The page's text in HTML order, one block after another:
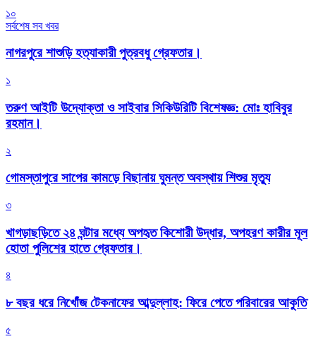
১০
সর্বশেষ সব খবর
নাগরপুরে শাশুড়ি হত্যাকারী পুত্রবধু গ্রেফতার।
১
তরুণ আইটি উদ্যোক্তা ও সাইবার সিকিউরিটি বিশেষজ্ঞ: মোঃ হাবিবুর
রহমান।
২
গোমস্তাপুরে সাপের কামড়ে বিছানায় ঘুমন্ত অবস্থায় শিশুর মৃত্যু
৩
খাগড়াছড়িতে ২৪ ঘন্টার মধ্যে অপহৃত কিশোরী উদ্ধার, অপহরণ কারীর মূল
হোতা পুলিশের হাতে গ্রেফতার।
৪
৮ বছর ধরে নিখোঁজ টেকনাফের আব্দুল্লাহ: ফিরে পেতে পরিবারের আকুতি
৫